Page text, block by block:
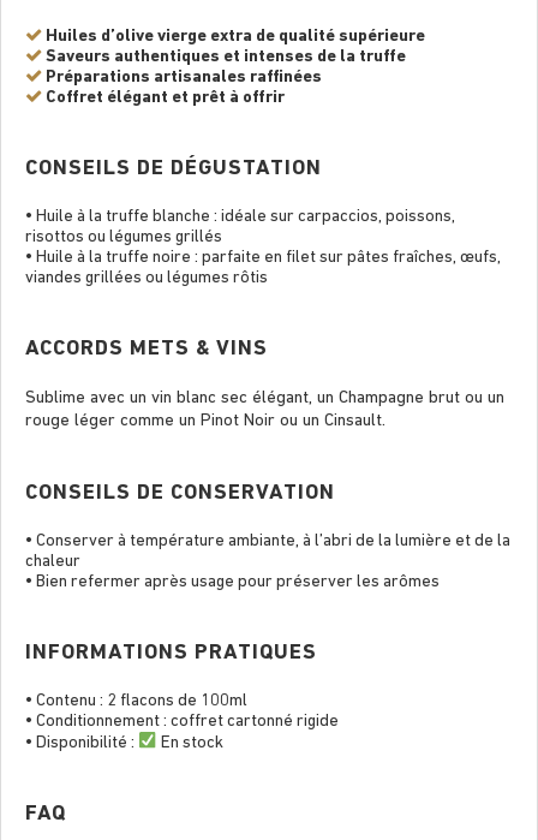
Huiles d’olive vierge extra de qualité supérieure
Saveurs authentiques et intenses de la truffe
Préparations artisanales raffinées
Coffret élégant et prêt à offrir
CONSEILS DE DÉGUSTATION
• Huile à la truffe blanche : idéale sur carpaccios, poissons,
risottos ou légumes grillés
• Huile à la truffe noire : parfaite en filet sur pâtes fraîches, œufs,
viandes grillées ou légumes rôtis
ACCORDS METS & VINS
Sublime avec un vin blanc sec élégant, un Champagne brut ou un
rouge léger comme un Pinot Noir ou un Cinsault.
CONSEILS DE CONSERVATION
• Conserver à température ambiante, à l’abri de la lumière et de la
chaleur
• Bien refermer après usage pour préserver les arômes
INFORMATIONS PRATIQUES
• Contenu : 2 flacons de 100ml
• Conditionnement : coffret cartonné rigide
• Disponibilité :
En stock
FAQ